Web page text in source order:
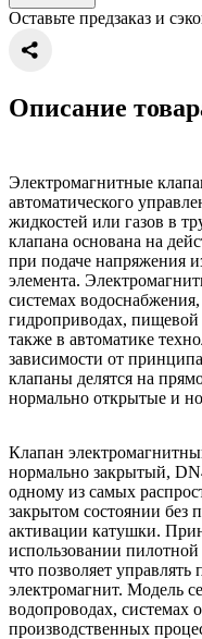
Оставьте предзаказ и
Описание
Клапан
нормально закрытый,
одному из самых
закрытом состоянии без
активации катушки.
использовании
что позволяет
электромагнит. Модель
водопроводах, системах
производственных
Электромагнитные
автоматического
жидкостей или газов в
клапана основана на
при подаче напряжения
элемента.
системах
гидроприводах,
также в автоматике
зависимости от
клапаны делятся на
нормально открытые и